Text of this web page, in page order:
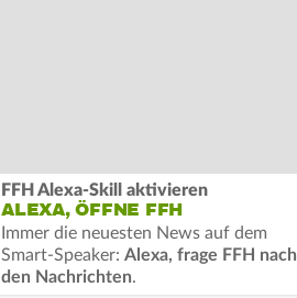
FFH Alexa-Skill aktivieren
ALEXA, ÖFFNE FFH
Immer die neuesten News auf dem
Smart-Speaker: Alexa, frage FFH nach
den Nachrichten.